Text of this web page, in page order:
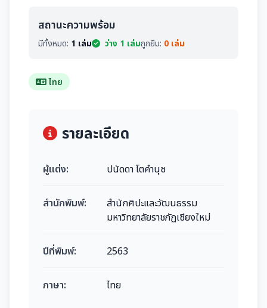
สถานะความพร้อม
มีทั้งหมด: 1 เล่ม ว่าง 1 เล่มถูกยืม: 0 เล่ม
ไทย
รายละเอียด
ผู้แต่ง: ปนัดดา โตคำนุช
สำนักพิมพ์:
สำนักศิปะและวัฒนธรรม
มหาวิทยาลัยราชภัฏเชียงใหม่
ปีที่พิมพ์: 2563
ภาษา: ไทย